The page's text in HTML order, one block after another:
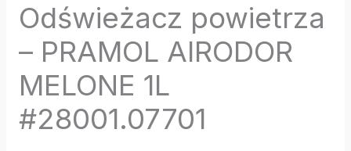
Odświeżacz powietrza
– PRAMOL AIRODOR
MELONE 1L
#28001.07701